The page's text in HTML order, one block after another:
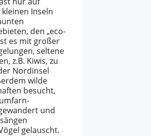
Inseln
den „eco-
es mit großer
seltene
z.B. Kiwis, zu
Nordinsel
wilde
besucht,
und
gelauscht.